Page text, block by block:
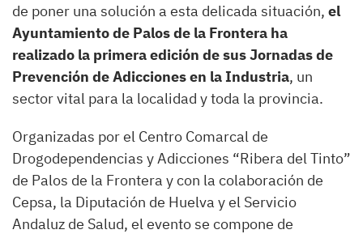
de poner una solución a esta delicada situación, el
Ayuntamiento de Palos de la Frontera ha
realizado la primera edición de sus Jornadas de
Prevención de Adicciones en la Industria, un
sector vital para la localidad y toda la provincia.
Organizadas por el Centro Comarcal de
Drogodependencias y Adicciones “Ribera del Tinto”
de Palos de la Frontera y con la colaboración de
Cepsa, la Diputación de Huelva y el Servicio
Andaluz de Salud, el evento se compone de